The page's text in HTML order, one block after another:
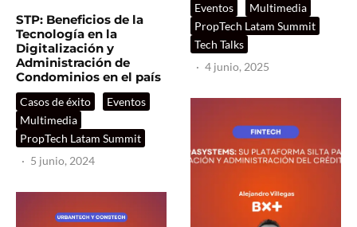
STP: Beneficios de la
Tecnología en la
Digitalización y
Administración de
Condominios en el país
Casos de éxito
Eventos
Multimedia
PropTech Latam Summit
· 5 junio, 2024
Eventos
Multimedia
PropTech Latam Summit
Tech Talks
· 4 junio, 2025